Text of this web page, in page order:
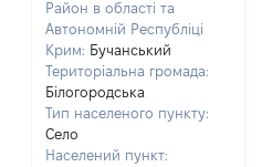
Район в області та
Автономній Республіці
Крим: Бучанський
Територіальна громада:
Білогородська
Тип населеного пункту:
Село
Населений пункт: